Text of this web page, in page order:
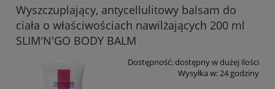
Wyszczuplający, antycellulitowy balsam do
ciała o właściwościach nawilżających 200 ml
SLIM'N'GO BODY BALM
Dostępność:dostępny w dużej ilości
Wysyłka w:24 godziny